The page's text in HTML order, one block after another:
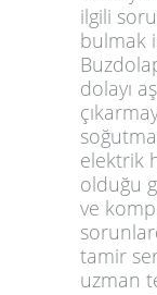
ilgili
bulmak
dolayı
elektrik
olduğu
ve
tamir
uzman